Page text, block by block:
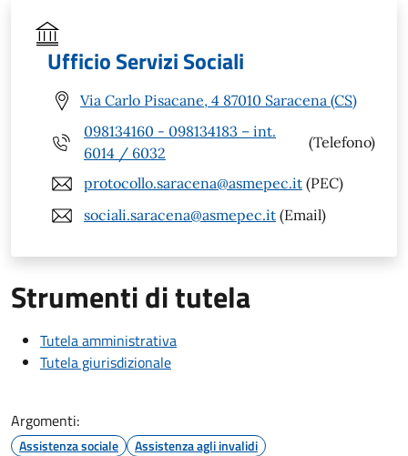
Ufficio Servizi Sociali
Via Carlo Pisacane, 4 87010 Saracena (CS)
098134160 - 098134183 – int.
6014 / 6032
(Telefono)
protocollo.saracena@asmepec.it (PEC)
sociali.saracena@asmepec.it (Email)
Strumenti di tutela
Tutela amministrativa
Tutela giurisdizionale
Argomenti:
Assistenza sociale Assistenza agli invalidi